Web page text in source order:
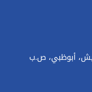
أبوظبي، ص.ب